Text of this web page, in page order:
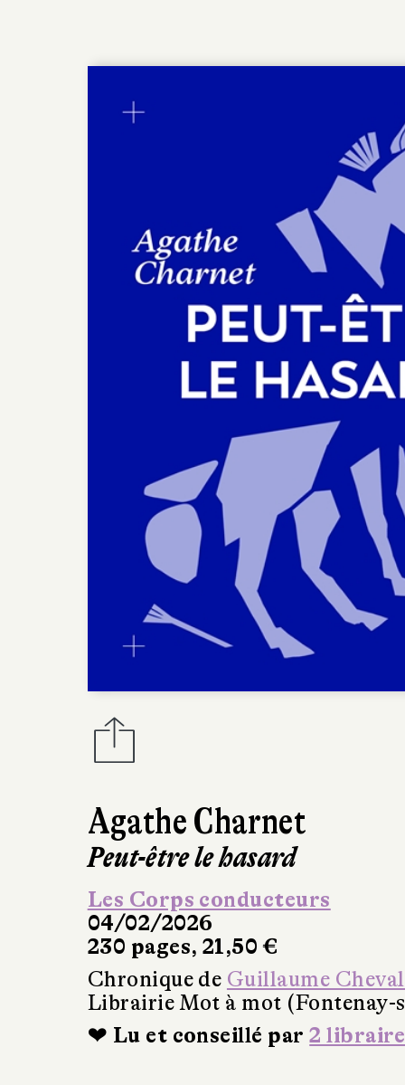
Agathe Charnet
Peut-être le hasard
Les Corps conducteurs
04/02/2026
230 pages, 21,50 €
Chronique de Guillaume
Librairie Mot à mot (Fontenay-
❤ Lu et conseillé par2